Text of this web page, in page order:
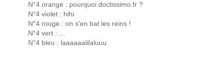
N°4 orange : pourquoi doctissimo.fr ?
N°4 violet : hihi
N°4 rouge : on s'en bat les reins !
N°4 vert : …
N°4 bleu : laaaaaalilaluuu